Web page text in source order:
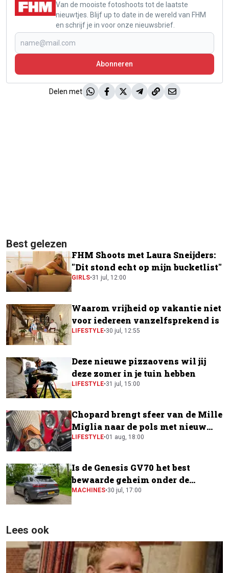
Van de mooiste fotoshoots tot de laatste
nieuwtjes. Blijf up to date in de wereld van FHM
en schrijf je in voor onze nieuwsbrief.
Abonneren
Delen met
Best gelezen
FHM Shoots met Laura Sneijders:
"Dit stond echt op mijn bucketlist"
GIRLS•31 jul, 12:00
Waarom vrijheid op vakantie niet
voor iedereen vanzelfsprekend is
LIFESTYLE•30 jul, 12:55
Deze nieuwe pizzaovens wil jij
deze zomer in je tuin hebben
LIFESTYLE•31 jul, 15:00
Chopard brengt sfeer van de Mille
Miglia naar de pols met nieuw
horloge
LIFESTYLE•01 aug, 18:00
Is de Genesis GV70 het best
bewaarde geheim onder de
elektrische SUV's?
MACHINES•30 jul, 17:00
Lees ook